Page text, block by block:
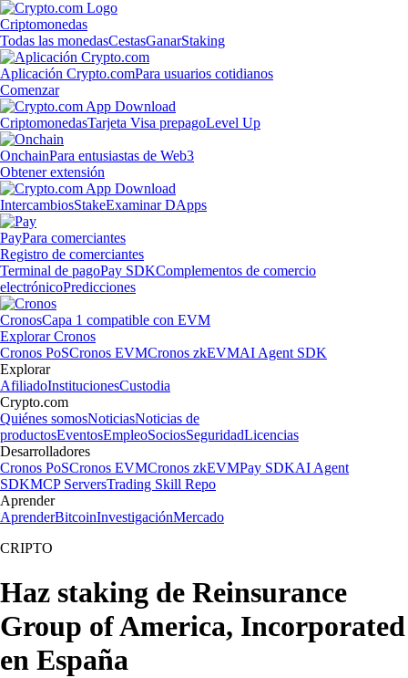
Criptomonedas
Todas las monedasCestasGanarStaking
Aplicación Crypto.comPara usuarios cotidianos
Comenzar
CriptomonedasTarjeta Visa prepagoLevel Up
OnchainPara entusiastas de Web3
Obtener extensión
IntercambiosStakeExaminar DApps
PayPara comerciantes
Registro de comerciantes
Terminal de pagoPay SDKComplementos de comercio
electrónicoPredicciones
CronosCapa 1 compatible con EVM
Explorar Cronos
Cronos PoSCronos EVMCronos zkEVMAI Agent SDK
Explorar
AfiliadoInstitucionesCustodia
Crypto.com
Quiénes somosNoticiasNoticias de
productosEventosEmpleoSociosSeguridadLicencias
Desarrolladores
Cronos PoSCronos EVMCronos zkEVMPay SDKAI Agent
SDKMCP ServersTrading Skill Repo
Aprender
AprenderBitcoinInvestigaciónMercado
CRIPTO
Haz staking de Reinsurance
Group of America, Incorporated
en España